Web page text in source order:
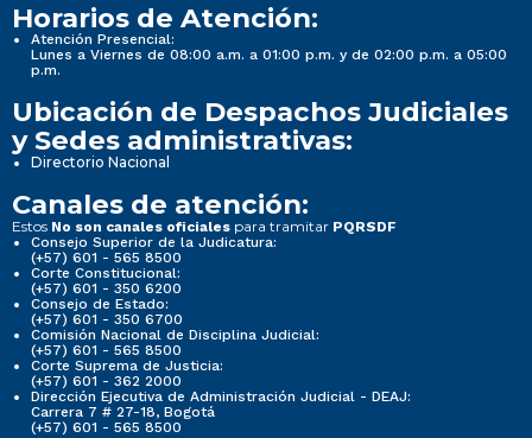
Horarios de Atención:
Atención Presencial:
Lunes a Viernes de 08:00 a.m. a 01:00 p.m. y de 02:00 p.m. a 05:00
p.m.
Ubicación de Despachos Judiciales
y Sedes administrativas:
Directorio Nacional
Canales de atención:
Estos No son canales oficiales para tramitar PQRSDF
Consejo Superior de la Judicatura:
(+57) 601 - 565 8500
Corte Constitucional:
(+57) 601 - 350 6200
Consejo de Estado:
(+57) 601 - 350 6700
Comisión Nacional de Disciplina Judicial:
(+57) 601 - 565 8500
Corte Suprema de Justicia:
(+57) 601 - 362 2000
Dirección Ejecutiva de Administración Judicial - DEAJ:
Carrera 7 # 27-18, Bogotá
(+57) 601 - 565 8500